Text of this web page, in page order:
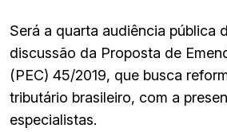
Será a quarta audiência pública
discussão da Proposta de
(PEC) 45/2019, que busca
tributário brasileiro, com a
especialistas.